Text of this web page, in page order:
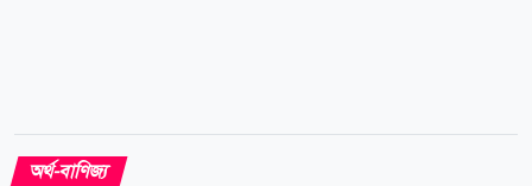
অর্থ-বাণিজ্য